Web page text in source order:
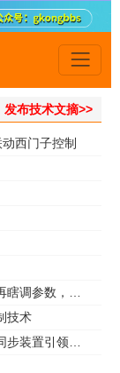
发布技术文摘>>
西门子控制
技术